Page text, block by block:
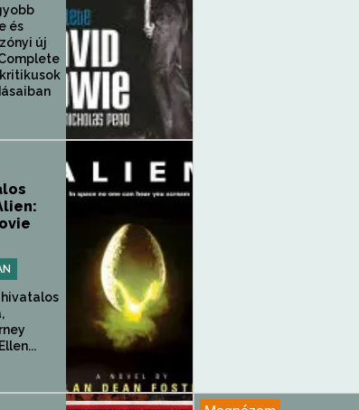
és
új
hivatalos